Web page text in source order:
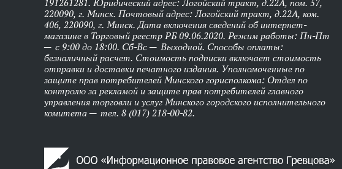
191261281. Юридический адрес: Логойский тракт, д.22А, пом. 57,
220090, г. Минск. Почтовый адрес: Логойский тракт, д.22А, ком.
406, 220090, г. Минск. Дата включения сведений об интернет-
магазине в Торговый реестр РБ 09.06.2020. Режим работы: Пн-Пт
— с 9:00 до 18:00. Сб-Вс — Выходной. Способы оплаты:
безналичный расчет. Стоимость подписки включает стоимость
отправки и доставки печатного издания. Уполномоченные по
защите прав потребителей Минского горисполкома: Отдел по
контролю за рекламой и защите прав потребителей главного
управления торговли и услуг Минского городского исполнительного
комитета — тел. 8 (017) 218-00-82.